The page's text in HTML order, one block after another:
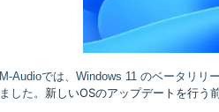
M-Audioでは、Windows 11 のベータリリ
ました。 新しいOSのアップデートを行う